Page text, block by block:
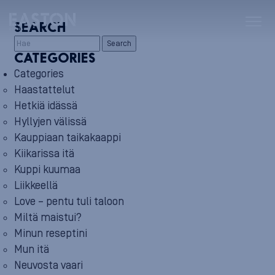
SEARCH
Search
CATEGORIES
Categories
Haastattelut
Hetkiä idässä
Hyllyjen välissä
Kauppiaan taikakaappi
Kiikarissa itä
Kuppi kuumaa
Liikkeellä
Love – pentu tuli taloon
Miltä maistui?
Minun reseptini
Mun itä
Neuvosta vaari